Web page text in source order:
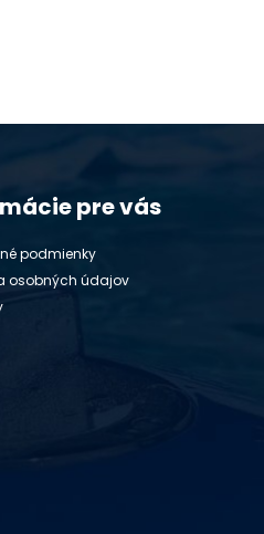
pre vás
podmienky
osobných údajov